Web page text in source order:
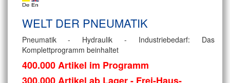
WELT DER PNEUMATIK
Pneumatik - Hydraulik - Industriebedarf: Das
Komplettprogramm beinhaltet
400.000 Artikel im Programm